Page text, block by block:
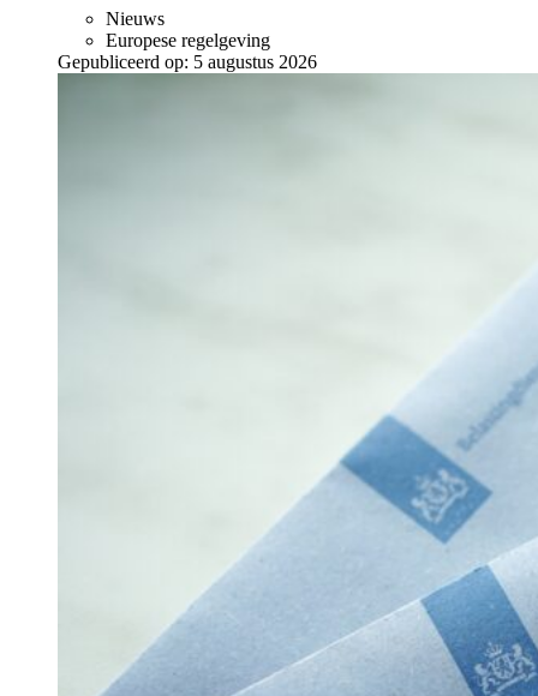
Nieuws
Europese regelgeving
Gepubliceerd op: 5 augustus 2026